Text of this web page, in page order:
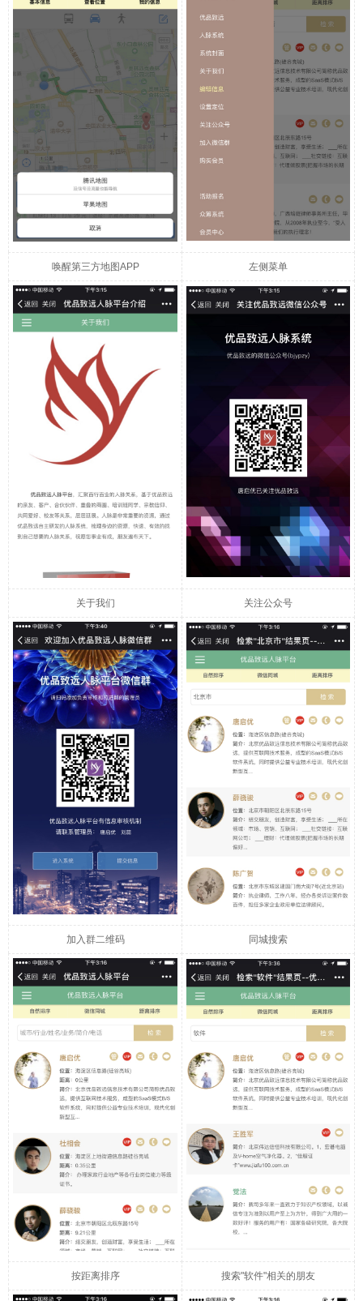
唤醒第三方地图APP 左侧菜单
关于我们 关注公众号
加入群二维码 同城搜索
按距离排序 搜索"软件"相关的朋友